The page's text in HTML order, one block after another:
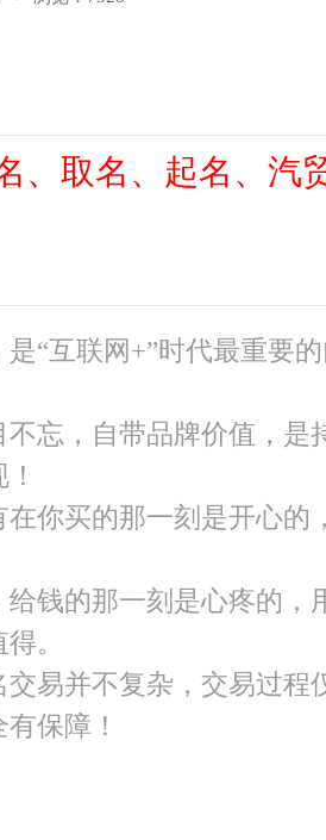
、取名、起名、汽
“互联网+”时代最重要
不忘，自带品牌价值，是
你买的那一刻是开心的
给钱的那一刻是心疼的，
。
易并不复杂，交易过程
保障！